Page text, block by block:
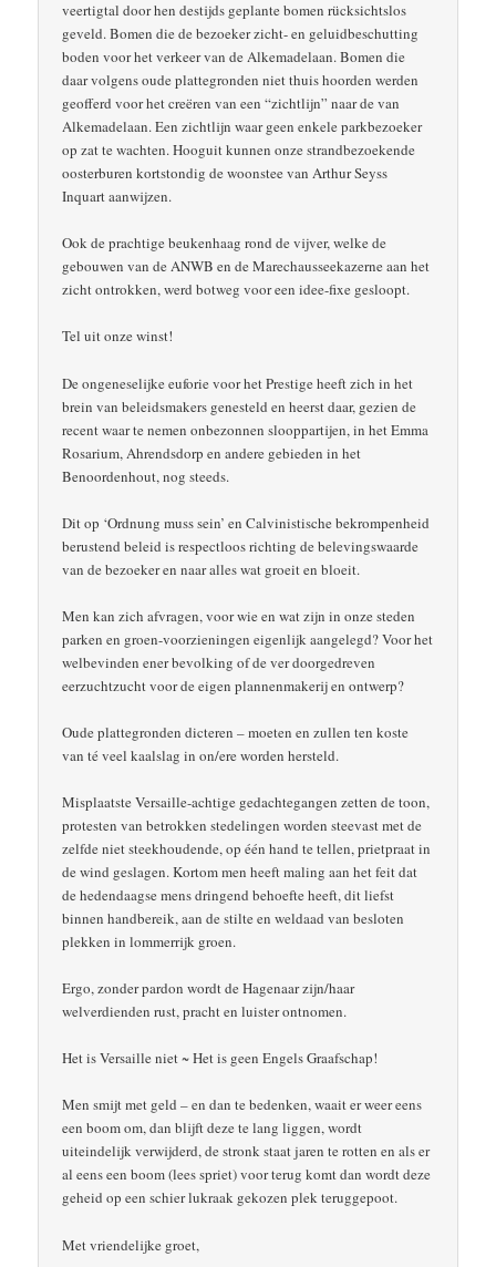
veertigtal door hen destijds geplante bomen rücksichtslos
geveld. Bomen die de bezoeker zicht- en geluidbeschutting
boden voor het verkeer van de Alkemadelaan. Bomen die
daar volgens oude plattegronden niet thuis hoorden werden
geofferd voor het creëren van een “zichtlijn” naar de van
Alkemadelaan. Een zichtlijn waar geen enkele parkbezoeker
op zat te wachten. Hooguit kunnen onze strandbezoekende
oosterburen kortstondig de woonstee van Arthur Seyss
Inquart aanwijzen.
Ook de prachtige beukenhaag rond de vijver, welke de
gebouwen van de ANWB en de Marechausseekazerne aan het
zicht ontrokken, werd botweg voor een idee-fixe gesloopt.
Tel uit onze winst!
De ongeneselijke euforie voor het Prestige heeft zich in het
brein van beleidsmakers genesteld en heerst daar, gezien de
recent waar te nemen onbezonnen slooppartijen, in het Emma
Rosarium, Ahrendsdorp en andere gebieden in het
Benoordenhout, nog steeds.
Dit op ‘Ordnung muss sein’ en Calvinistische bekrompenheid
berustend beleid is respectloos richting de belevingswaarde
van de bezoeker en naar alles wat groeit en bloeit.
Men kan zich afvragen, voor wie en wat zijn in onze steden
parken en groen-voorzieningen eigenlijk aangelegd? Voor het
welbevinden ener bevolking of de ver doorgedreven
eerzuchtzucht voor de eigen plannenmakerij en ontwerp?
Oude plattegronden dicteren – moeten en zullen ten koste
van té veel kaalslag in on/ere worden hersteld.
Misplaatste Versaille-achtige gedachtegangen zetten de toon,
protesten van betrokken stedelingen worden steevast met de
zelfde niet steekhoudende, op één hand te tellen, prietpraat in
de wind geslagen. Kortom men heeft maling aan het feit dat
de hedendaagse mens dringend behoefte heeft, dit liefst
binnen handbereik, aan de stilte en weldaad van besloten
plekken in lommerrijk groen.
Ergo, zonder pardon wordt de Hagenaar zijn/haar
welverdienden rust, pracht en luister ontnomen.
Het is Versaille niet ~ Het is geen Engels Graafschap!
Men smijt met geld – en dan te bedenken, waait er weer eens
een boom om, dan blijft deze te lang liggen, wordt
uiteindelijk verwijderd, de stronk staat jaren te rotten en als er
al eens een boom (lees spriet) voor terug komt dan wordt deze
geheid op een schier lukraak gekozen plek teruggepoot.
Met vriendelijke groet,